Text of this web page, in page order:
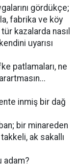
gördükçe;
fabrika ve köy
kazalarda nasıl
uyarısı
patlamaları, ne
inmiş bir dağ
bir minareden
ak sakallı
adam?